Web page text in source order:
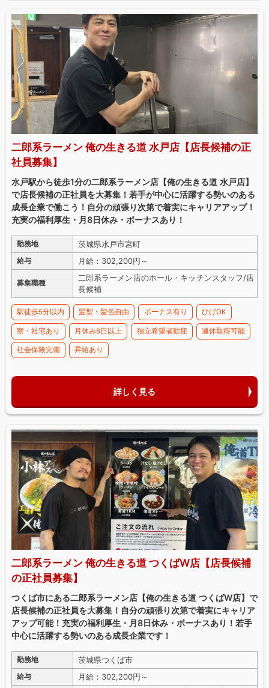
二郎系ラーメン 俺の生きる道 水戸店【店長候補の正
社員募集】
水戸駅から徒歩1分の二郎系ラーメン店【俺の生きる道 水戸店】
で店長候補の正社員を大募集！若手が中心に活躍する勢いのある
成長企業で働こう！自分の頑張り次第で着実にキャリアアップ！
充実の福利厚生・月8日休み・ボーナスあり！
勤務地 茨城県水戸市宮町
給与 月給：302,200円～
募集職種
二郎系ラーメン店のホール・キッチンスタッフ/店
長候補
駅徒歩5分以内 髪型・髪色自由 ボーナス有り ひげOK
寮・社宅あり 月休み8日以上 独立希望者歓迎 連休取得可能
社会保険完備 昇給あり
詳しく見る
二郎系ラーメン 俺の生きる道 つくばW店【店長候補
の正社員募集】
つくば市にある二郎系ラーメン店【俺の生きる道 つくばW店】で
店長候補の正社員を大募集！自分の頑張り次第で着実にキャリア
アップ可能！充実の福利厚生・月8日休み・ボーナスあり！若手
中心に活躍する勢いのある成長企業です！
勤務地 茨城県つくば市
給与 月給：302,200円～